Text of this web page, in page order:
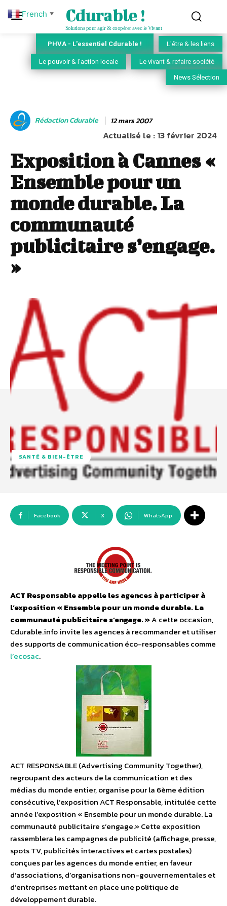
Cdurable !
Solutions pour agir & coopérer avec le Vivant
PHVA - L'essentiel Cdurable ! L'être & les liens
Le pouvoir & l'action locale Le vivant & refaire société
News Sélection
Rédaction Cdurable 12 mars 2007
Actualisé le :13 février 2024
Exposition à Cannes «
Ensemble pour un
monde durable. La
communauté
publicitaire s’engage.
»
SANTÉ & BIEN-ÊTRE
Facebook X WhatsApp
ACT Responsable appelle les agences à participer à
l’exposition « Ensemble pour un monde durable. La
communauté publicitaire s’engage. »A cette occasion,
Cdurable.info invite les agences à recommander et utiliser
des supports de communication éco-responsables comme
l’ecosac.
ACT RESPONSABLE (Advertising Community Together),
regroupant des acteurs de la communication et des
médias du monde entier, organise pour la 6ème édition
consécutive, l’exposition ACT Responsable, intitulée cette
année l’exposition « Ensemble pour un monde durable. La
communauté publicitaire s’engage.» Cette exposition
rassemblera les campagnes de publicité (affichage, presse,
spots TV, publicités interactives et cartes postales)
conçues par les agences du monde entier, en faveur
d’associations, d’organisations non-gouvernementales et
d’entreprises mettant en place une politique de
développement durable.
French ▼